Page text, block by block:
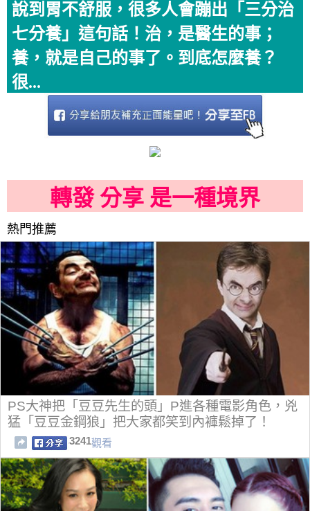
說到胃不舒服，很多人會蹦出「三分治
七分養」這句話！治，是醫生的事；
養，就是自己的事了。到底怎麼養？
很...
轉發 分享 是一種境界
熱門推薦
PS大神把「豆豆先生的頭」P進各種電影角色，兇
猛「豆豆金鋼狼」把大家都笑到內褲鬆掉了！
3241觀看